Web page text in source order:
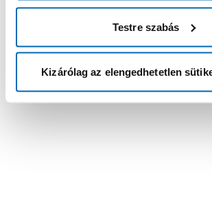
Testre szabás
Kizárólag az elengedhetetlen